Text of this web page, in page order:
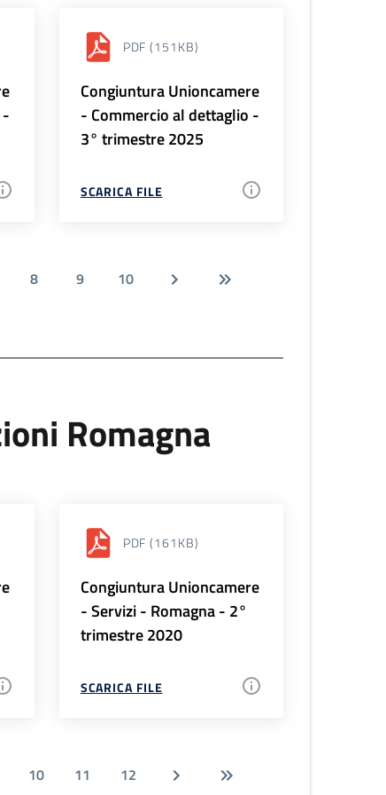
PDF (151KB)
Congiuntura Unioncamere
- Commercio al dettaglio -
3° trimestre 2025
SCARICA FILE
8 9 10
Romagna
PDF (161KB)
Congiuntura Unioncamere
- Servizi - Romagna - 2°
trimestre 2020
SCARICA FILE
10 11 12